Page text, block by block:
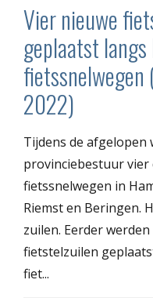
Vier nieuwe
geplaatst
fietssnelwegen
2022)
Tijdens de afgelopen
provinciebestuur
fietssnelwegen in
Riemst en Beringen.
zuilen. Eerder
fietstelzuilen
fiet...